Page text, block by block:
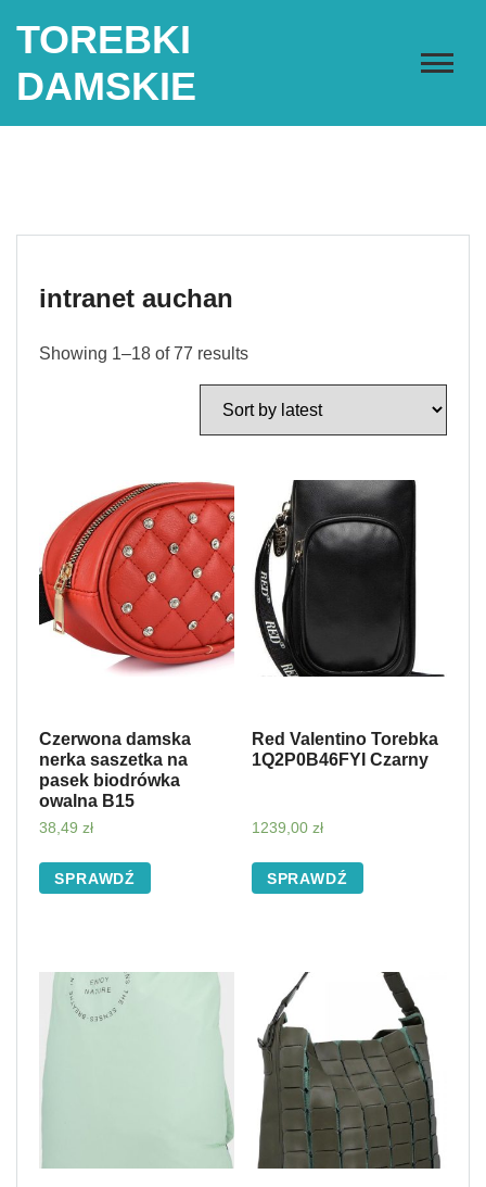
TOREBKI
DAMSKIE
intranet auchan
Showing 1–18 of 77 results
Czerwona damska
nerka saszetka na
pasek biodrówka
owalna B15
38,49 zł
SPRAWDŹ
Red Valentino Torebka
1Q2P0B46FYI Czarny
1239,00 zł
SPRAWDŹ